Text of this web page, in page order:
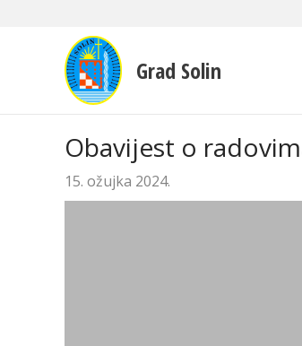
Grad Solin
Obavijest o
15. ožujka 2024.